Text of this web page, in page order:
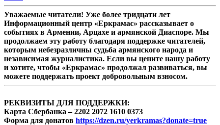
Уважаемые читатели! Уже более тридцати лет
Информационный центр «Еркрамас» рассказывает о
событиях в Армении, Арцахе и армянской Диаспоре. Мы
продолжаем эту работу благодаря поддержке читателей,
которым небезразличны судьба армянского народа и
независимая журналистика. Если вы цените нашу работу
и хотите, чтобы «Еркрамас» продолжал развиваться, вы
можете поддержать проект добровольным взносом.
РЕКВИЗИТЫ ДЛЯ ПОДДЕРЖКИ:
Карта Сбербанка – 2202 2072 1610 0373
Форма для донатов https://dzen.ru/yerkramas?donate=true